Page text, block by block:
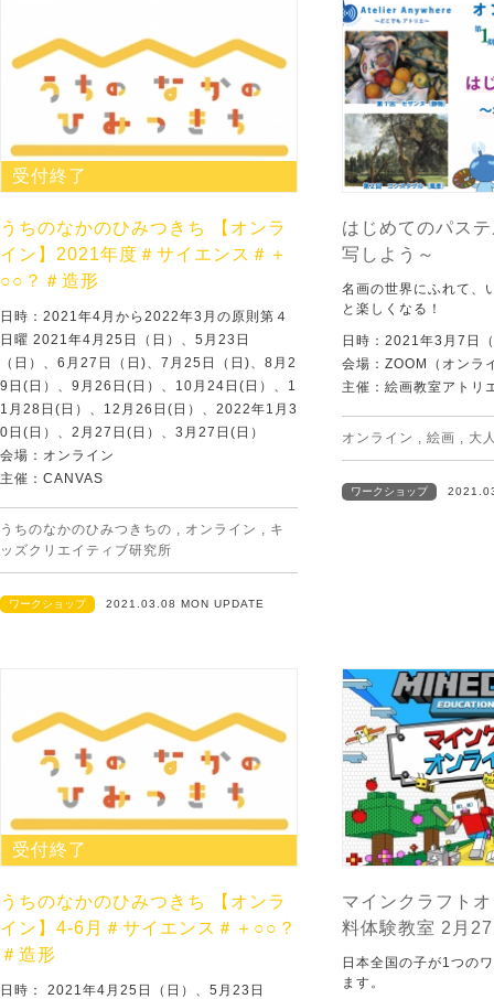
受付終了
うちのなかのひみつきち 【オンラ
イン】2021年度＃サイエンス＃＋
○○？＃造形
日時：2021年4月から2022年3月の原則第４
日曜 2021年4月25日（日）、5月23日
（日）、6月27日（日)、7月25日（日)、8月2
9日(日）、9月26日(日）、10月24日(日）、1
1月28日(日）、12月26日(日）、2022年1月3
0日(日）、2月27日(日）、3月27日(日）
会場：オンライン
主催：CANVAS
うちのなかのひみつきちの , オンライン , キ
ッズクリエイティブ研究所
ワークショップ 2021.03.08 MON UPDATE
はじめてのパス
写しよう～
名画の世界にふれて、
と楽しくなる！
日時：2021年3月7日
会場：ZOOM（オンラ
主催：絵画教室アトリ
オンライン , 絵画 , 大
ワークショップ
受付終了
うちのなかのひみつきち 【オンラ
イン】4‐6月＃サイエンス＃＋○○？
＃造形
日時： 2021年4月25日（日）、5月23日
マインクラフト
料体験教室 2月
日本全国の子が1つの
ます。